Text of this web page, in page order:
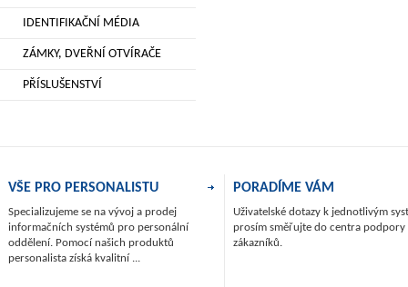
IDENTIFIKAČNÍ MÉDIA
ZÁMKY, DVEŘNÍ OTVÍRAČE
PŘÍSLUŠENSTVÍ
VŠE PRO PERSONALISTU
Specializujeme se na vývoj a prodej
informačních systémů pro personální
oddělení. Pomocí našich produktů
personalista získá kvalitní ...
PORADÍME VÁM
Uživatelské dotazy k jednotlivým
prosím směřujte do centra podpory
zákazníků.